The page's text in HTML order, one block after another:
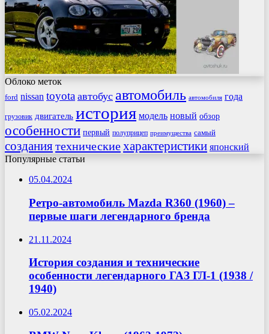
Облоко меток
ford nissan toyota автобус автомобиль автомобиля года
грузовик двигатель история модель новый обзор
особенности первый полуприцеп преимущества самый
созданиятехническиехарактеристики японский
Популярные статьи
05.04.2024
Ретро-автомобиль Mazda R360 (1960) –
первые шаги легендарного бренда
21.11.2024
История создания и технические
особенности легендарного ГАЗ ГЛ-1 (1938 /
1940)
05.02.2024